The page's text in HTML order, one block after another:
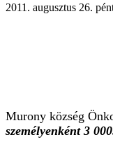
2011. augusztus 26.
Murony község
személyenként 3